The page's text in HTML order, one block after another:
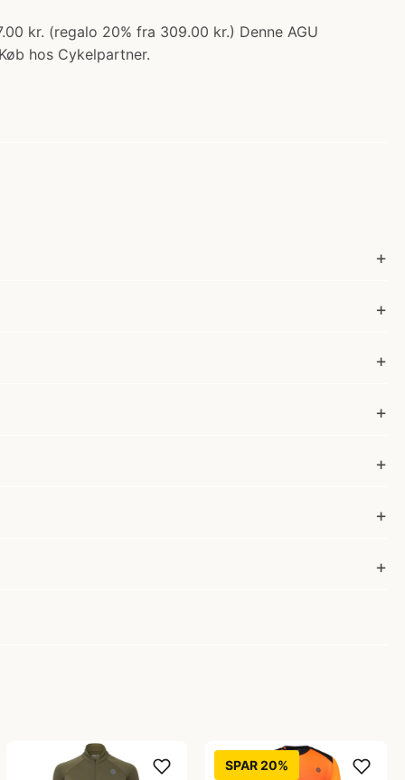
kr. (regalo 20% fra 309.00 kr.) Denne AGU
hos Cykelpartner.
SPAR 20%